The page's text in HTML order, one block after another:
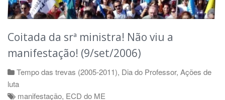
Coitada da srª ministra! Não viu a
manifestação! (9/set/2006)
Tempo das trevas (2005-2011), Dia do Professor, Ações de
luta
manifestação, ECD do ME